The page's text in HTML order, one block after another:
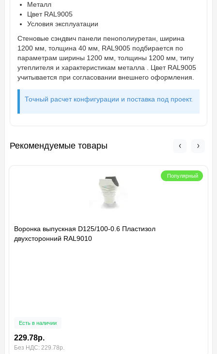
Металл
Цвет RAL9005
Условия эксплуатации
Стеновые сэндвич панели пенополиуретан, ширина
1200 мм, толщина 40 мм, RAL9005 подбирается по
параметрам ширины 1200 мм, толщины 1200 мм, типу
утеплителя и характеристикам металла . Цвет RAL9005
учитывается при согласовании внешнего оформления.
Точный расчет конфигурации и поставка под проект.
Рекомендуемые товары
Популярный
Воронка выпускная D125/100-0.6 Пластизол
двухсторонний RAL9010
Есть в наличии
229.78р.
Без НДС: 229.78р.